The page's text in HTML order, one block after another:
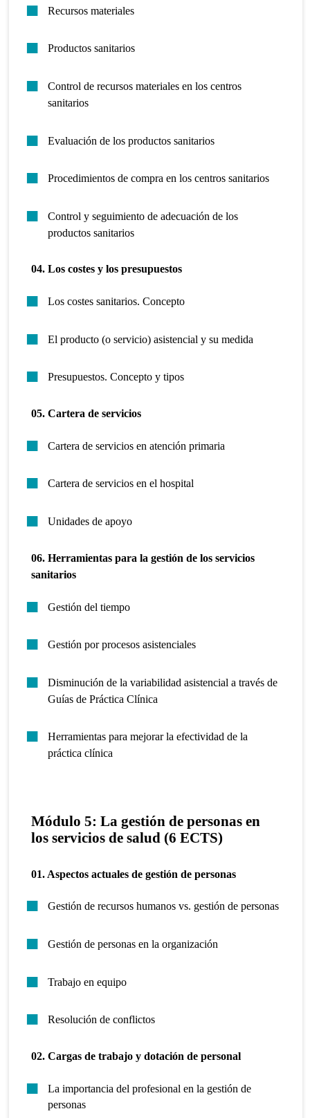
Recursos materiales
Productos sanitarios
Control de recursos materiales en los centros
sanitarios
Evaluación de los productos sanitarios
Procedimientos de compra en los centros sanitarios
Control y seguimiento de adecuación de los
productos sanitarios
04. Los costes y los presupuestos
Los costes sanitarios. Concepto
El producto (o servicio) asistencial y su medida
Presupuestos. Concepto y tipos
05. Cartera de servicios
Cartera de servicios en atención primaria
Cartera de servicios en el hospital
Unidades de apoyo
06. Herramientas para la gestión de los servicios
sanitarios
Gestión del tiempo
Gestión por procesos asistenciales
Disminución de la variabilidad asistencial a través de
Guías de Práctica Clínica
Herramientas para mejorar la efectividad de la
práctica clínica
Módulo 5: La gestión de personas en
los servicios de salud (6 ECTS)
01. Aspectos actuales de gestión de personas
Gestión de recursos humanos vs. gestión de personas
Gestión de personas en la organización
Trabajo en equipo
Resolución de conflictos
02. Cargas de trabajo y dotación de personal
La importancia del profesional en la gestión de
personas